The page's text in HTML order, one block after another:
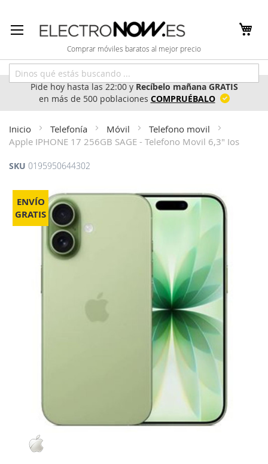
al
contenido
Comprar móviles baratos al mejor precio
Pide hoy hasta las 22:00 yRecíbelo mañana GRATIS
en más de 500 poblaciones COMPRUÉBALO
Inicio Telefonía Móvil
Telefono movil
Apple IPHONE 17 256GB SAGE - Telefono Movil 6,3" Ios
ENVÍO
GRATIS
SKU 0195950644302
Saltar
final
de
Saltar